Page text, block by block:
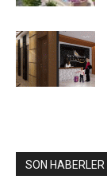
SON HABERLER